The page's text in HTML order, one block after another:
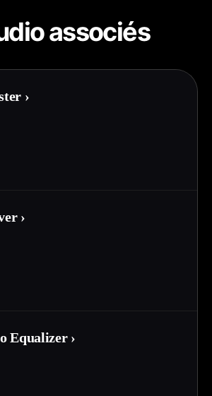
associés
›
›
Equalizer ›